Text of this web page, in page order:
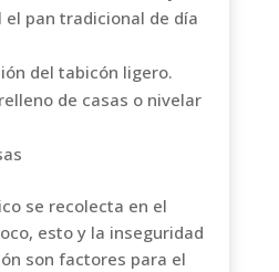
el pan tradicional de día
del tabicón ligero.
de casas o nivelar
se recolecta en el
esto y la inseguridad
son factores para el